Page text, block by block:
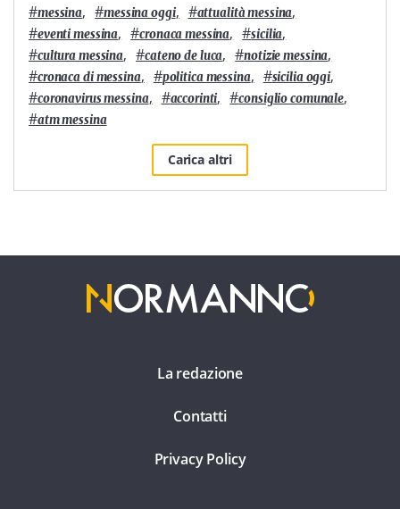
#messina, #messina oggi, #attualità messina,
#eventi messina, #cronaca messina, #sicilia,
#cultura messina, #cateno de luca, #notizie messina,
#cronaca di messina, #politica messina, #sicilia oggi,
#coronavirus messina, #accorinti, #consiglio comunale,
#atm messina
Carica altri
La redazione
Contatti
Privacy Policy